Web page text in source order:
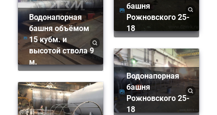
Водонапорная
башня объёмом
15 кубм. и
высотой ствола 9
м.
башня
Рожновского 25-
18
Водонапорная
башня
Рожновского 25-
18